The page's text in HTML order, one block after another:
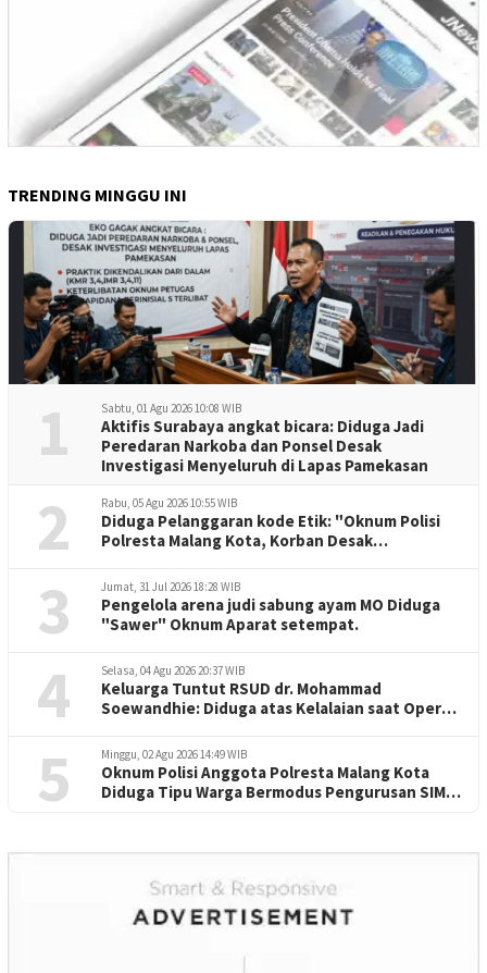
TRENDING MINGGU INI
1 Sabtu, 01 Agu 2026 10:08 WIB
Aktifis Surabaya angkat bicara: Diduga Jadi
Peredaran Narkoba dan Ponsel Desak
Investigasi Menyeluruh di Lapas Pamekasan
2 Rabu, 05 Agu 2026 10:55 WIB
Diduga Pelanggaran kode Etik: "Oknum Polisi
Polresta Malang Kota, Korban Desak
3 Jumat, 31 Jul 2026 18:28 WIB
Pengelola arena judi sabung ayam MO Diduga
"Sawer" Oknum Aparat setempat.
4 Selasa, 04 Agu 2026 20:37 WIB
Keluarga Tuntut RSUD dr. Mohammad
Soewandhie: Diduga atas Kelalaian saat Operasi
5 Minggu, 02 Agu 2026 14:49 WIB
Oknum Polisi Anggota Polresta Malang Kota
Diduga Tipu Warga Bermodus Pengurusan SIM